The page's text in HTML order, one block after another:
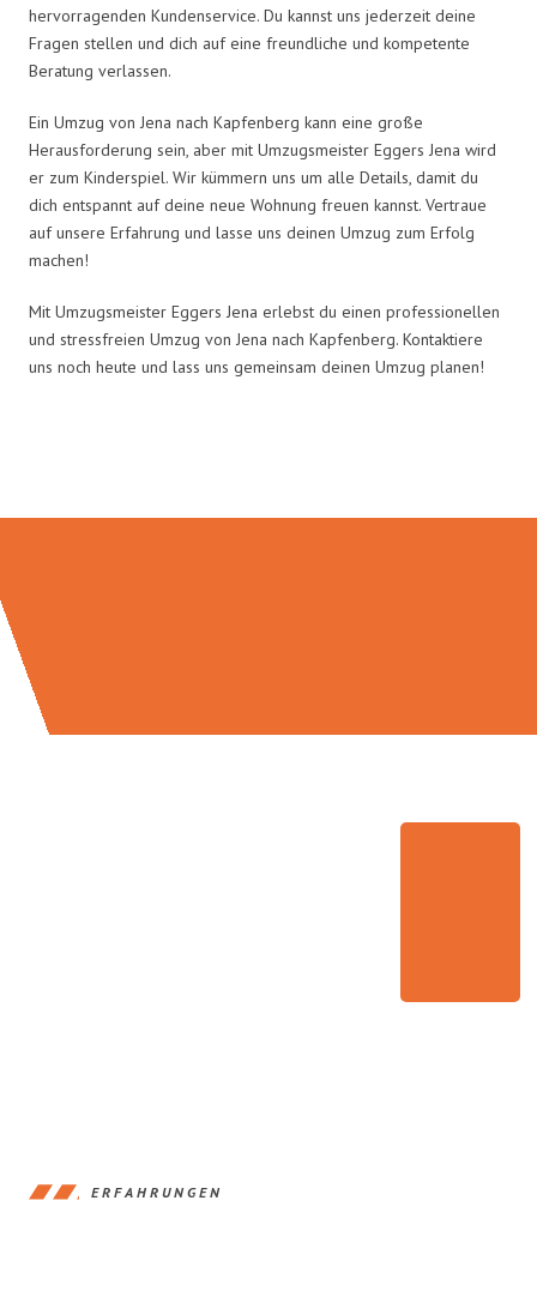
hervorragenden Kundenservice. Du kannst uns jederzeit deine
Fragen stellen und dich auf eine freundliche und kompetente
Beratung verlassen.
Ein Umzug von Jena nach Kapfenberg kann eine große
Herausforderung sein, aber mit Umzugsmeister Eggers Jena wird
er zum Kinderspiel. Wir kümmern uns um alle Details, damit du
dich entspannt auf deine neue Wohnung freuen kannst. Vertraue
auf unsere Erfahrung und lasse uns deinen Umzug zum Erfolg
machen!
Mit Umzugsmeister Eggers Jena erlebst du einen professionellen
und stressfreien Umzug von Jena nach Kapfenberg. Kontaktiere
uns noch heute und lass uns gemeinsam deinen Umzug planen!
ERFAHRUNGEN